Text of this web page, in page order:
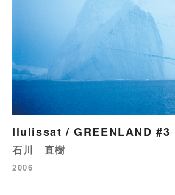
Ilulissat / GREENLAND #3
石川 直樹
2006